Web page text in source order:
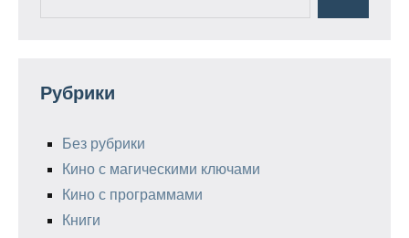
Рубрики
Без рубрики
Кино с магическими ключами
Кино с программами
Книги